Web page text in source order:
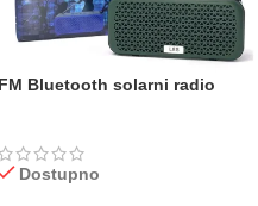
FM Bluetooth solarni radio
Dostupno